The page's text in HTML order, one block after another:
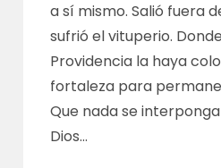
a sí mismo. Salió fuera
sufrió el vituperio.
Providencia la haya
fortaleza para
Que nada se
Dios…